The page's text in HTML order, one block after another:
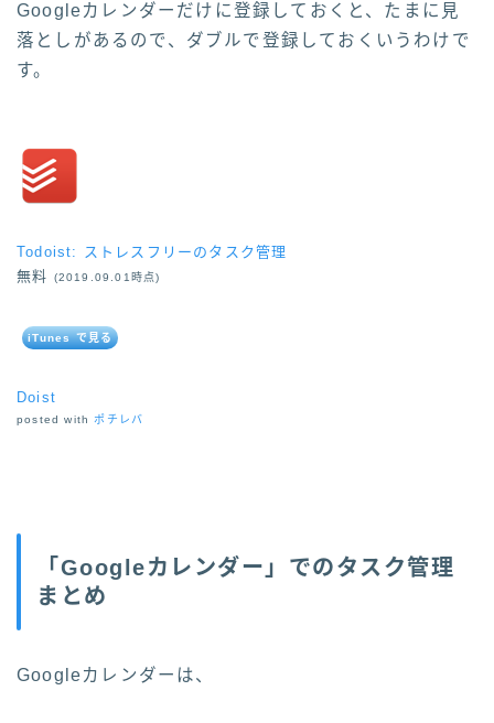
Googleカレンダーだけに登録しておくと、たまに見
落としがあるので、ダブルで登録しておくいうわけで
す。
Todoist: ストレスフリーのタスク管理
無料
(2019.09.01時点)
iTunes で見る
Doist
posted withポチレバ
「Googleカレンダー」でのタスク管理
まとめ
Googleカレンダーは、